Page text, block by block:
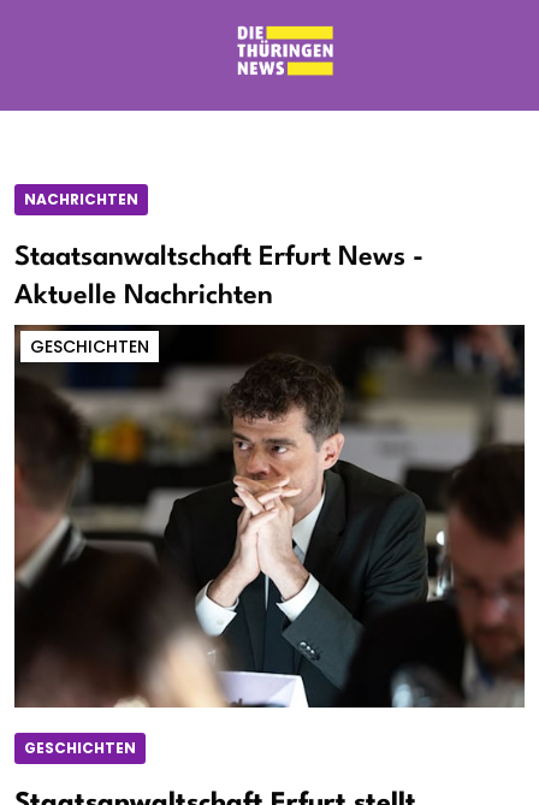
NACHRICHTEN
Staatsanwaltschaft Erfurt News -
Aktuelle Nachrichten
GESCHICHTEN
GESCHICHTEN